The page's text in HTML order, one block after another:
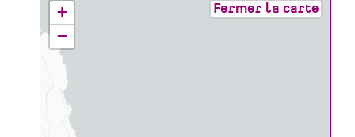
Fermer la carte
+
−